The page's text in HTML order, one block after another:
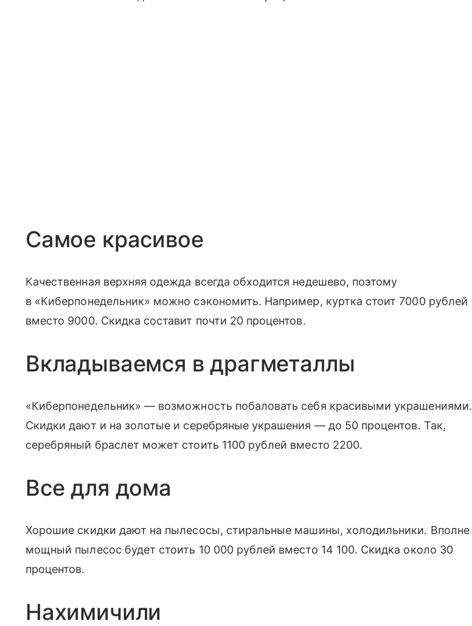
Самое красивое
Качественная верхняя одежда всегда обходится недешево, поэтому
в «Киберпонедельник» можно сэкономить. Например, куртка стоит 7000 рублей
вместо 9000. Скидка составит почти 20 процентов.
Вкладываемся в драгметаллы
«Киберпонедельник» — возможность побаловать себя красивыми украшениями.
Скидки дают и на золотые и серебряные украшения — до 50 процентов. Так,
серебряный браслет может стоить 1100 рублей вместо 2200.
Все для дома
Хорошие скидки дают на пылесосы, стиральные машины, холодильники. Вполне
мощный пылесос будет стоить 10 000 рублей вместо 14 100. Скидка около 30
процентов.
Нахимичили